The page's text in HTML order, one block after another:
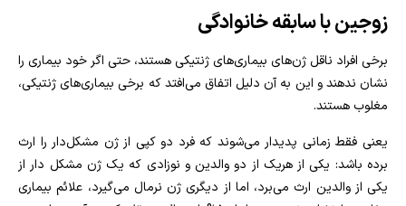
زوجین با سابقه خانوادگی
برخی افراد ناقل ژن‌های بیماری‌های ژنتیکی هستند، حتی اگر خود بیماری را
نشان ندهند و این به آن دلیل اتفاق می‌افتد که برخی بیماری‌های ژنتیکی،
مغلوب هستند.
یعنی فقط زمانی پدیدار می‌شوند که فرد دو کپی از ژن مشکل‌دار را ارث
برده باشد: یکی از هریک از دو والدین و نوزادی که یک ژن مشکل‌ دار از
یکی از والدین ارث می‌برد، اما از دیگری ژن نرمال می‌گیرد، علائم بیماری